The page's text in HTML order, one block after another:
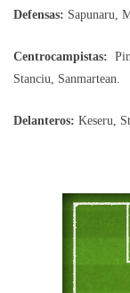
Defensas: Sapunaru,
Centrocampistas:
Stanciu, Sanmartean.
Delanteros: Keseru,